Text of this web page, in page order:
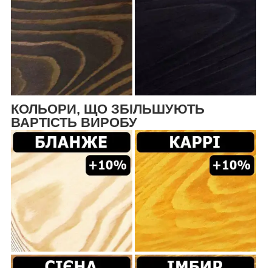
КОЛЬОРИ, ЩО ЗБІЛЬШУЮТЬ
ВАРТІСТЬ ВИРОБУ